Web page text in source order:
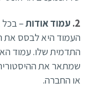
עמוד אודות– בכל
העמוד היא לבסס את
התדמית שלו. עמוד
שמתאר את
או החברה.